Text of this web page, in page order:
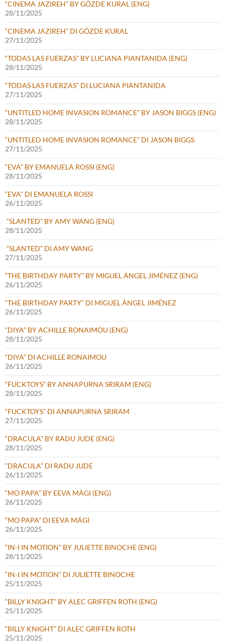
“CINEMA JAZIREH” BY GÖZDE KURAL (ENG)
28/11/2025
“CINEMA JAZIREH” DI GÖZDE KURAL
27/11/2025
“TODAS LAS FUERZAS” BY LUCIANA PIANTANIDA (ENG)
28/11/2025
“TODAS LAS FUERZAS” DI LUCIANA PIANTANIDA
27/11/2025
“UNTITLED HOME INVASION ROMANCE” BY JASON BIGGS (ENG)
28/11/2025
“UNTITLED HOME INVASION ROMANCE” DI JASON BIGGS
27/11/2025
“EVA” BY EMANUELA ROSSI (ENG)
28/11/2025
“EVA” DI EMANUELA ROSSI
26/11/2025
“SLANTED” BY AMY WANG (ENG)
28/11/2025
“SLANTED” DI AMY WANG
27/11/2025
“THE BIRTHDAY PARTY” BY MIGUEL ÁNGEL JIMÉNEZ (ENG)
26/11/2025
“THE BIRTHDAY PARTY” DI MIGUEL ÁNGEL JIMÉNEZ
26/11/2025
“DIYA” BY ACHILLE RONAIMOU (ENG)
28/11/2025
“DIYA” DI ACHILLE RONAIMOU
26/11/2025
“FUCKTOYS” BY ANNAPURNA SRIRAM (ENG)
28/11/2025
“FUCKTOYS” DI ANNAPURNA SRIRAM
27/11/2025
“DRACULA” BY RADU JUDE (ENG)
28/11/2025
“DRACULA” DI RADU JUDE
26/11/2025
“MO PAPA” BY EEVA MÄGI (ENG)
26/11/2025
“MO PAPA” DI EEVA MÄGI
26/11/2025
“IN-I IN MOTION” BY JULIETTE BINOCHE (ENG)
28/11/2025
“IN-I IN MOTION” DI JULIETTE BINOCHE
25/11/2025
“BILLY KNIGHT” BY ALEC GRIFFEN ROTH (ENG)
25/11/2025
“BILLY KNIGHT” DI ALEC GRIFFEN ROTH
25/11/2025